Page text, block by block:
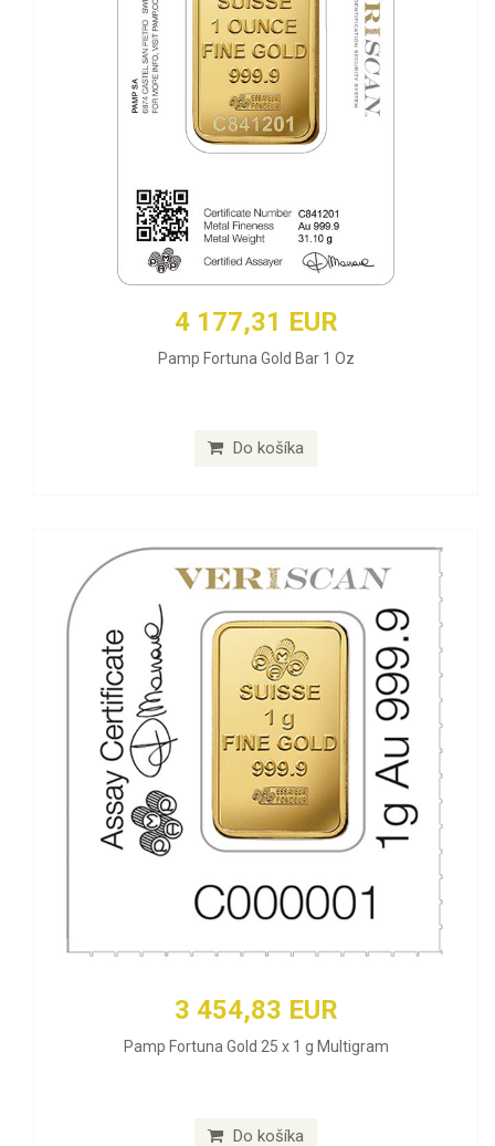
4 177,31 EUR
Pamp Fortuna Gold Bar 1 Oz
Do košíka
3 454,83 EUR
Pamp Fortuna Gold 25 x 1 g Multigram
Do košíka